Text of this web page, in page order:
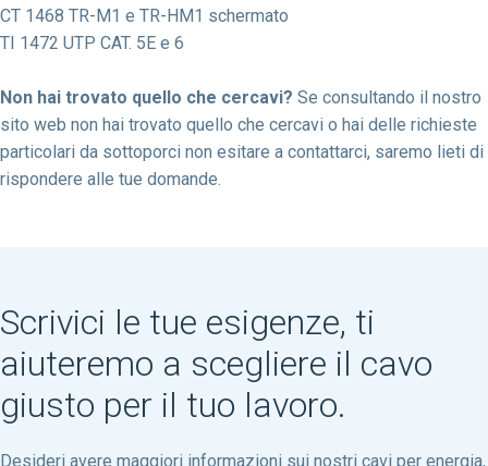
CT 1468 TR-M1 e TR-HM1 schermato
TI 1472 UTP CAT. 5E e 6
Non hai trovato quello che cercavi? Se consultando il nostro
sito web non hai trovato quello che cercavi o hai delle richieste
particolari da sottoporci non esitare a contattarci, saremo lieti di
rispondere alle tue domande.
Scrivici le tue esigenze, ti
aiuteremo a scegliere il cavo
giusto per il tuo lavoro.
Desideri avere maggiori informazioni sui nostri cavi per energia,